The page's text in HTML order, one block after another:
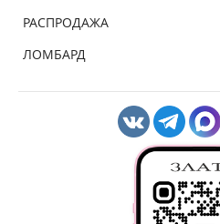
РАСПРОДАЖА
ЛОМБАРД